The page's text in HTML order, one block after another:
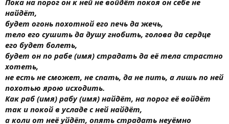
найдёт,
будет огонь похотной его печь да жечь,
тело его сушить да душу гнобить, голова да сердце
его будет болеть,
будет он по рабе (имя) страдать да её тела страстно
хотеть,
не есть не сможет, не спать, да не пить, а лишь по ней
похотью ярою исходить.
Как раб (имя) рабу (имя) найдёт, на порог её войдёт
так и покой в усладе с ней найдёт,
а коли от неё уйдёт, опять страдать неуёмно